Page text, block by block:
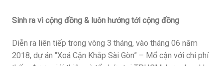
Sinh ra vì cộng đồng & luôn hướng tới cộng đồng
Diễn ra liên tiếp trong vòng 3 tháng, vào tháng 06 năm
2018, dự án “Xoá Cận Khắp Sài Gòn” – Mổ cận với chi phí